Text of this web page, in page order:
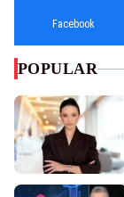
Facebook
POPULAR